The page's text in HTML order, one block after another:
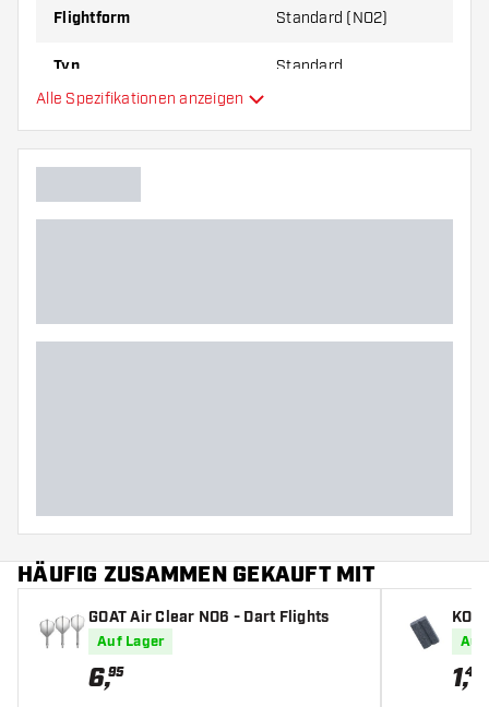
Flightform Standard (NO2)
Typ Standard
Zusätzliche Farben
Alle Spezifikationen anzeigen
HÄUFIG ZUSAMMEN GEKAUFT MIT
GOAT Air Clear NO6 - Dart Flights
Auf Lager
6,95
Auf
1,45